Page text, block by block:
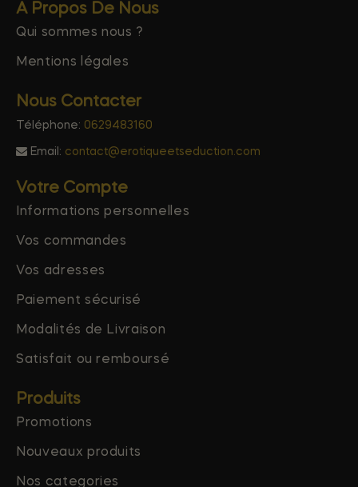
A Propos De Nous
Qui sommes nous ?
Mentions légales
Nous Contacter
Téléphone: 0629483160
Email: contact@erotiqueetseduction.com
Votre Compte
Informations personnelles
Vos commandes
Vos adresses
Paiement sécurisé
Modalités de Livraison
Satisfait ou remboursé
Produits
Promotions
Nouveaux produits
Nos categories